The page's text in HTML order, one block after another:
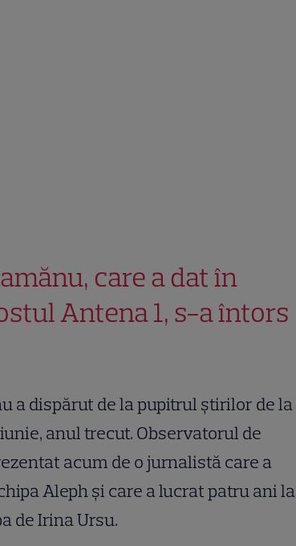
care a dat în
Antena 1, s-a întors
a dispărut de la pupitrul știrilor de la
anul trecut. Observatorul de
acum de o jurnalistă care a
Aleph şi care a lucrat patru ani la
de Irina Ursu.